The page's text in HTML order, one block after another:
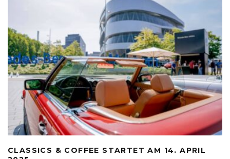
CLASSICS & COFFEE STARTET AM 14. APRIL